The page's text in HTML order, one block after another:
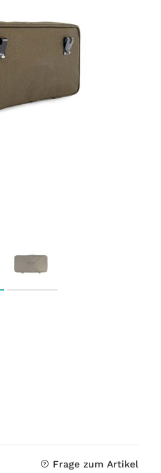
Frage zum Artikel